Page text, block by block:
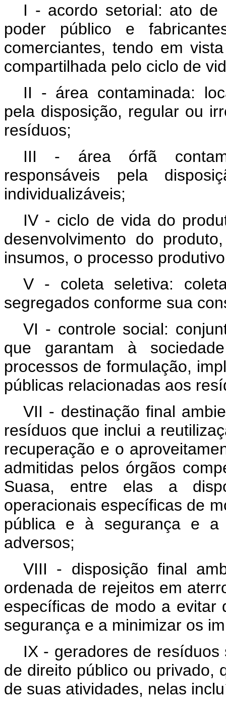
I - acordo setorial: ato de
poder público e
comerciantes, tendo em
compartilhada pelo ciclo de
II - área contaminada:
pela disposição, regular ou
resíduos;
III - área órfã
responsáveis pela
individualizáveis;
IV - ciclo de vida do
desenvolvimento do
insumos, o processo
V - coleta seletiva:
segregados conforme sua
VI - controle social:
que garantam à
processos de formulação,
públicas relacionadas aos
VII - destinação final
resíduos que inclui a
recuperação e o
admitidas pelos órgãos
Suasa, entre elas a
operacionais específicas de
pública e à segurança e a
adversos;
VIII - disposição final
ordenada de rejeitos em
específicas de modo a evitar
segurança e a minimizar os
IX - geradores de
de direito público ou privado,
de suas atividades, nelas